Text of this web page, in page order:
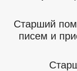
Старший
писем и